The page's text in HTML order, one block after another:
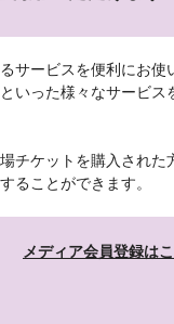
サービスを便利にお
いった様々なサービ
チケットを購入され
ることができます。
メディア会員登録は